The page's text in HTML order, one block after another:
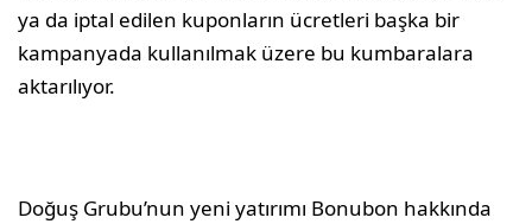
ya da iptal edilen kuponların ücretleri başka bir
kampanyada kullanılmak üzere bu kumbaralara
aktarılıyor.
Doğuş Grubu’nun yeni yatırımı Bonubon hakkında